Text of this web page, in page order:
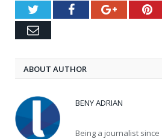
TwitterFacebookGoogle+
Email
ABOUT AUTHOR
BENY ADRIAN
Being a journalist